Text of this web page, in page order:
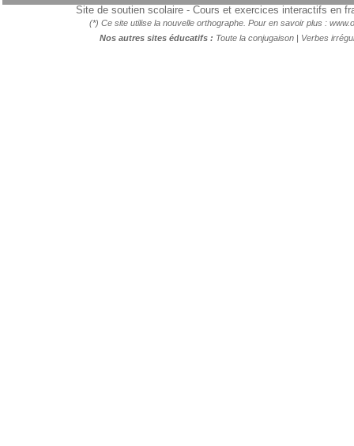
Site de soutien scolaire - Cours et exercices interactifs en
(*) Ce site utilise la nouvelle orthographe. Pour en savoir plus :
Nos autres sites éducatifs : Toute la conjugaison| Verbes